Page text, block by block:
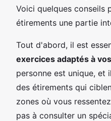
Voici quelques conseils
étirements une partie
Tout d'abord, il est
exercices adaptés à
personne est unique, et
des étirements qui
zones où vous
pas à consulter un